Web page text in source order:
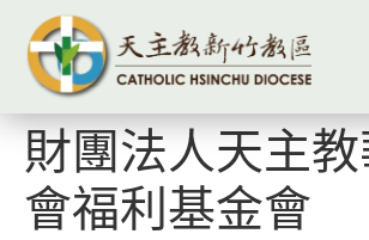
財團法人天主
會福利基金會